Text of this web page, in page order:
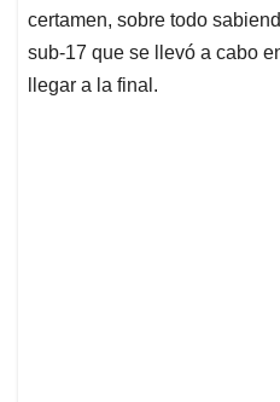
certamen, sobre todo
sub-17 que se llevó a cabo
llegar a la final.